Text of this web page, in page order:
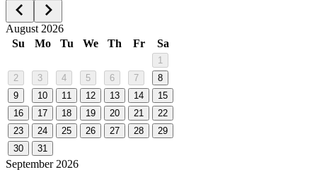
August 2026
Su
Mo Tu We Th Fr Sa
1
2
3 4 5 6 7
8
9
10 11 12 13 14
15
16
17 18 19 20 21
22
23
24 25 26 27 28
29
30
31
September 2026